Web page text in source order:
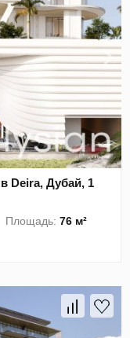
Deira, Дубай, 1
Площадь:76 м²